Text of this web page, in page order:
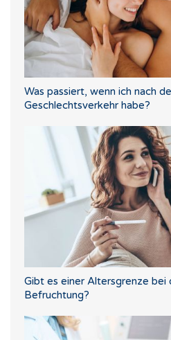
Was passiert, wenn ich nach
Geschlechtsverkehr habe?
Gibt es einer Altersgrenze bei
Befruchtung?